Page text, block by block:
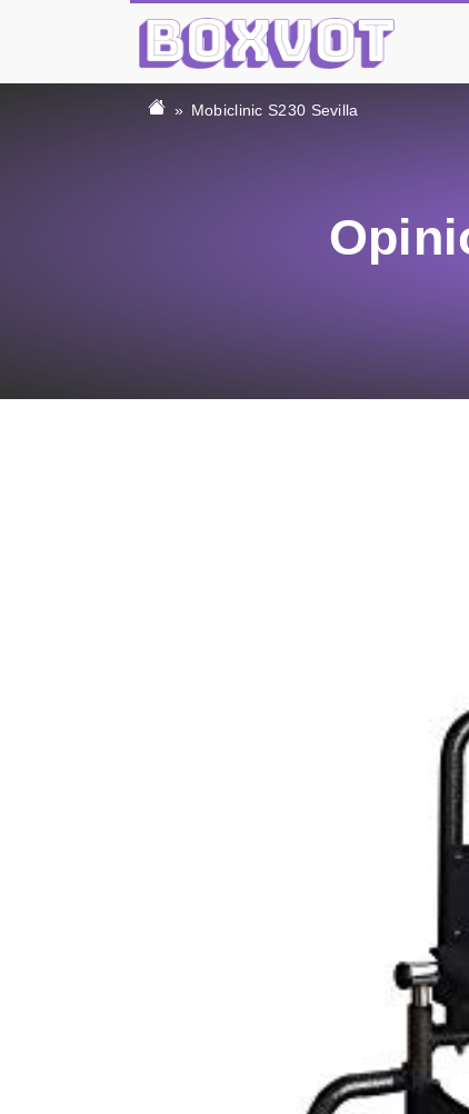
Mobiclinic S230 Sevilla